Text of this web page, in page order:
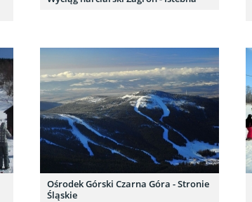
Ośrodek Górski Czarna Góra - Stronie
Śląskie